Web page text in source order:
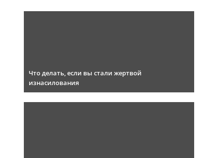
Что делать, если вы стали жертвой
изнасилования